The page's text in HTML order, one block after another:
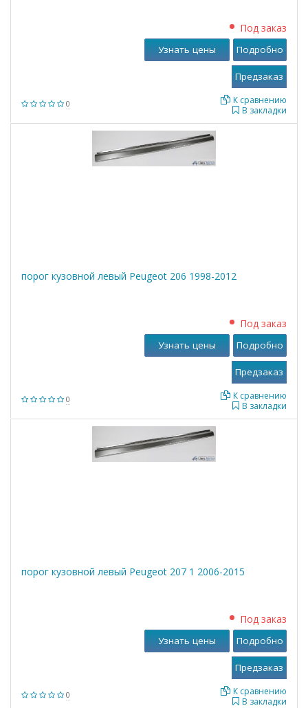
0
Под заказ
В закладки
К сравнению
Узнать цены Подробно
порог кузовной левый Peugeot 206 1998-2012
0
Под заказ
В закладки
К сравнению
Узнать цены Подробно
порог кузовной левый Peugeot 207 1 2006-2015
0
Под заказ
В закладки
К сравнению
Узнать цены Подробно